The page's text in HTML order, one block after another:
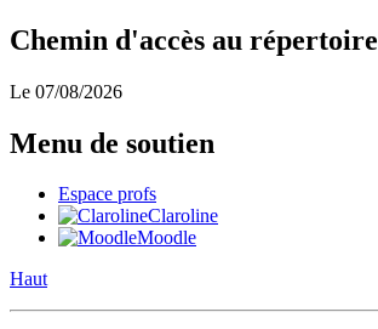
Chemin d'accès au répertoire
Le 07/08/2026
Menu de soutien
Espace profs
Claroline
Moodle
Haut